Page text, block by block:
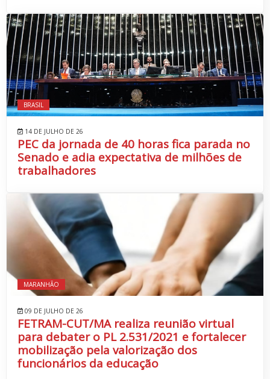
BRASIL
14 DE JULHO DE 26
PEC da jornada de 40 horas fica parada no
Senado e adia expectativa de milhões de
trabalhadores
MARANHÃO
09 DE JULHO DE 26
FETRAM-CUT/MA realiza reunião virtual
para debater o PL 2.531/2021 e fortalecer
mobilização pela valorização dos
funcionários da educação